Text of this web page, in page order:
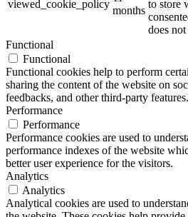
viewed_cookie_policy
months
to store
does
Functional
Functional
Functional cookies help to perform
sharing the content of the website on
feedbacks, and other third-party features.
Performance
Performance
Performance cookies are used to
performance indexes of the website
better user experience for the visitors.
Analytics
Analytics
Analytical cookies are used to